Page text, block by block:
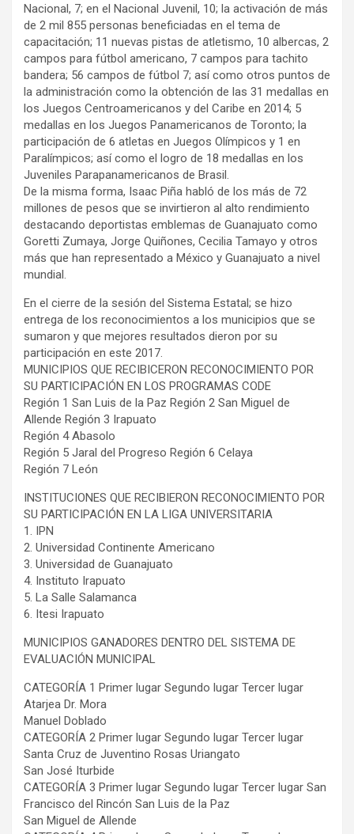
Nacional, 7; en el Nacional Juvenil, 10; la activación de más
de 2 mil 855 personas beneficiadas en el tema de
capacitación; 11 nuevas pistas de atletismo, 10 albercas, 2
campos para fútbol americano, 7 campos para tachito
bandera; 56 campos de fútbol 7; así como otros puntos de
la administración como la obtención de las 31 medallas en
los Juegos Centroamericanos y del Caribe en 2014; 5
medallas en los Juegos Panamericanos de Toronto; la
participación de 6 atletas en Juegos Olímpicos y 1 en
Paralímpicos; así como el logro de 18 medallas en los
Juveniles Parapanamericanos de Brasil.
De la misma forma, Isaac Piña habló de los más de 72
millones de pesos que se invirtieron al alto rendimiento
destacando deportistas emblemas de Guanajuato como
Goretti Zumaya, Jorge Quiñones, Cecilia Tamayo y otros
más que han representado a México y Guanajuato a nivel
mundial.
En el cierre de la sesión del Sistema Estatal; se hizo
entrega de los reconocimientos a los municipios que se
sumaron y que mejores resultados dieron por su
participación en este 2017.
MUNICIPIOS QUE RECIBICERON RECONOCIMIENTO POR
SU PARTICIPACIÓN EN LOS PROGRAMAS CODE
Región 1 San Luis de la Paz Región 2 San Miguel de
Allende Región 3 Irapuato
Región 4 Abasolo
Región 5 Jaral del Progreso Región 6 Celaya
Región 7 León
INSTITUCIONES QUE RECIBIERON RECONOCIMIENTO POR
SU PARTICIPACIÓN EN LA LIGA UNIVERSITARIA
1. IPN
2. Universidad Continente Americano
3. Universidad de Guanajuato
4. Instituto Irapuato
5. La Salle Salamanca
6. Itesi Irapuato
MUNICIPIOS GANADORES DENTRO DEL SISTEMA DE
EVALUACIÓN MUNICIPAL
CATEGORÍA 1 Primer lugar Segundo lugar Tercer lugar
Atarjea Dr. Mora
Manuel Doblado
CATEGORÍA 2 Primer lugar Segundo lugar Tercer lugar
Santa Cruz de Juventino Rosas Uriangato
San José Iturbide
CATEGORÍA 3 Primer lugar Segundo lugar Tercer lugar San
Francisco del Rincón San Luis de la Paz
San Miguel de Allende